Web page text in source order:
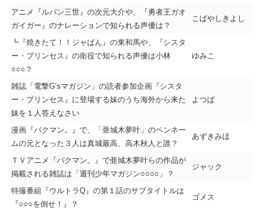
アニメ『ルパン三世』の次元大介や、『勇者王ガオ
ガイガー』のナレーションで知られる声優は？
こばやしきよし
┗『焼きたて！！ジャぱん』の東和馬や、『シスタ
ー・プリンセス』の衛役で知られる声優は小林
○○○？
ゆみこ
雑誌「電撃G’sマガジン」の読者参加企画『シスタ
ー・プリンセス』に登場する妹のうち海外から来た
妹を１人答えなさい
よつば
漫画『バクマン。』で、「亜城木夢叶」のペンネー
ムの元となった３人は真城最高、高木秋人と誰？
あずきみほ
ＴＶアニメ『バクマン。』で亜城木夢叶らの作品が
掲載される雑誌は「週刊少年マガジン○○○○」？
ジャック
特撮番組『ウルトラQ』の第１話のサブタイトルは
『○○○を倒せ！』？
ゴメス